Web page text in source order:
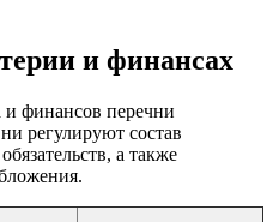
и финансах
и финансов перечни
регулируют состав
а также